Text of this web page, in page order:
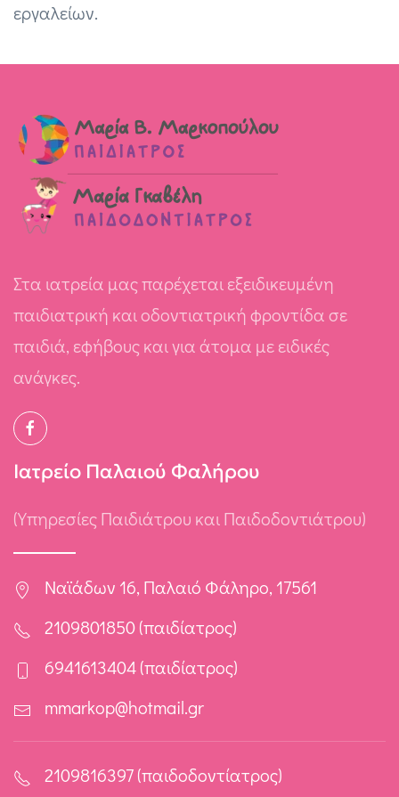
εργαλείων.
Στα ιατρεία μας παρέχεται εξειδικευμένη
παιδιατρική και οδοντιατρική φροντίδα σε
παιδιά, εφήβους και για άτομα με ειδικές
ανάγκες.
Ιατρείο Παλαιού Φαλήρου
(Υπηρεσίες Παιδιάτρου και Παιδοδοντιάτρου)
Ναϊάδων 16, Παλαιό Φάληρο, 17561
2109801850 (παιδίατρος)
6941613404 (παιδίατρος)
mmarkop@hotmail.gr
2109816397 (παιδοδοντίατρος)